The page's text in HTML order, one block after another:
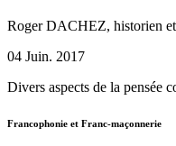
Roger DACHEZ, historien et
04 Juin. 2017
Divers aspects de la pensée
Francophonie et Franc-maçonnerie